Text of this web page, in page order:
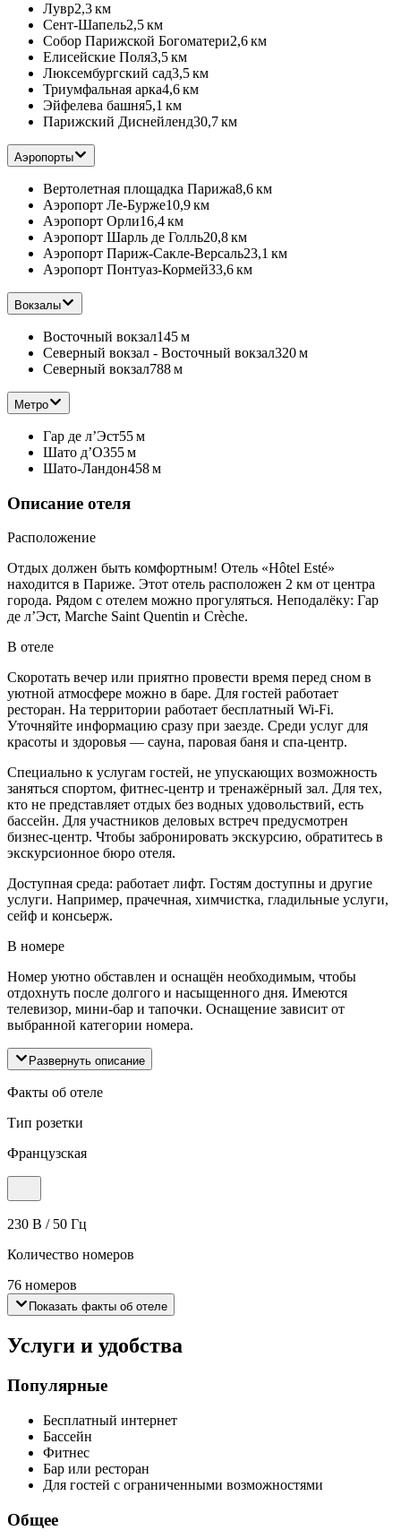
Лувр2,3 км
Сент-Шапель2,5 км
Собор Парижской Богоматери2,6 км
Елисейские Поля3,5 км
Люксембургский сад3,5 км
Триумфальная арка4,6 км
Эйфелева башня‎5,1 км
Парижский Диснейленд30,7 км
Аэропорты
Вертолетная площадка Парижа8,6 км
Аэропорт Ле-Бурже10,9 км
Аэропорт Орли16,4 км
Аэропорт Шарль де Голль20,8 км
Аэропорт Париж-Сакле-Версаль23,1 км
Аэропорт Понтуаз-Кормей33,6 км
Вокзалы
Восточный вокзал145 м
Северный вокзал - Восточный вокзал320 м
Северный вокзал788 м
Метро
Гар де л’Эст55 м
Шато д’О355 м
Шато-Ландон458 м
Описание отеля
Расположение
Отдых должен быть комфортным! Отель «Hôtel Esté»
находится в Париже. Этот отель расположен 2 км от центра
города. Рядом с отелем можно прогуляться. Неподалёку: Гар
де л’Эст, Marche Saint Quentin и Crèche.
В отеле
Скоротать вечер или приятно провести время перед сном в
уютной атмосфере можно в баре. Для гостей работает
ресторан. На территории работает бесплатный Wi-Fi.
Уточняйте информацию сразу при заезде. Среди услуг для
красоты и здоровья — сауна, паровая баня и спа-центр.
Специально к услугам гостей, не упускающих возможность
заняться спортом, фитнес-центр и тренажёрный зал. Для тех,
кто не представляет отдых без водных удовольствий, есть
бассейн. Для участников деловых встреч предусмотрен
бизнес-центр. Чтобы забронировать экскурсию, обратитесь в
экскурсионное бюро отеля.
Доступная среда: работает лифт. Гостям доступны и другие
услуги. Например, прачечная, химчистка, гладильные услуги,
сейф и консьерж.
В номере
Номер уютно обставлен и оснащён необходимым, чтобы
отдохнуть после долгого и насыщенного дня. Имеются
телевизор, мини-бар и тапочки. Оснащение зависит от
выбранной категории номера.
Развернуть описание
Факты об отеле
Тип розетки
Французская
230 В / 50 Гц
Количество номеров
76 номеров
Показать факты об отеле
Услуги и удобства
Популярные
Бесплатный интернет
Бассейн
Фитнес
Бар или ресторан
Для гостей с ограниченными возможностями
Общее